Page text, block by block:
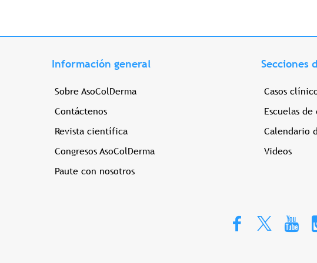
Información general
Sobre AsoColDerma
Contáctenos
Revista científica
Congresos AsoColDerma
Paute con nosotros
Secciones
Casos
Escuelas
Calendario
Videos